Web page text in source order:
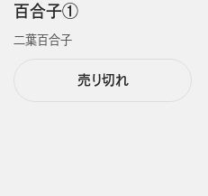
百合子①
二葉百合子
売り切れ